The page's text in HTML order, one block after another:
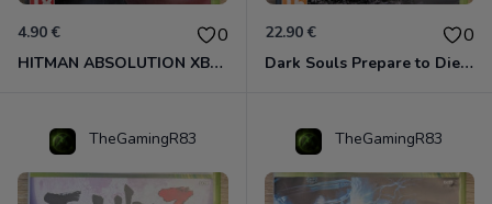
4.90 € 0
HITMAN ABSOLUTION XBOX 360
22.90 € 0
Dark Souls Prepare to Die Edition XBOX 360
TheGamingR83 TheGamingR83